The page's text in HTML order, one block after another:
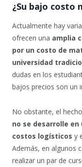
¿Su bajo costo
Actualmente hay
ofrecen una amplia
por un costo de
universidad
dudas en los
bajos precios son un
No obstante, el
no se desarrolle
costos logísticos y
Además, en algunos
realizar un par de